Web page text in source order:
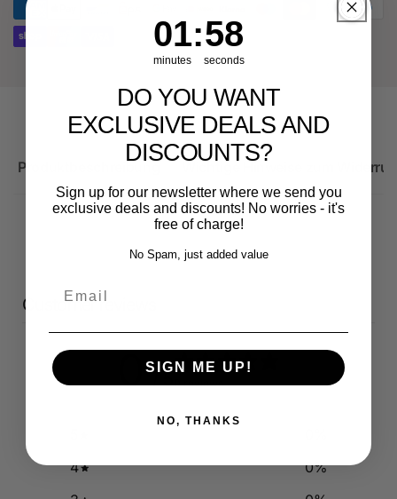
Produktbeschreibung Wichtige Hinweise zum
Customer reviews
/ 50 reviews
4
0%
Countdown ends in:
1
01
minutes
: 58
58
seconds
DO YOU WANT
EXCLUSIVE DEALS AND
DISCOUNTS?
Sign up for our newsletter where we send you
exclusive deals and discounts! No worries - it's
free of charge!
No Spam, just added value
SIGN ME UP!
NO, THANKS